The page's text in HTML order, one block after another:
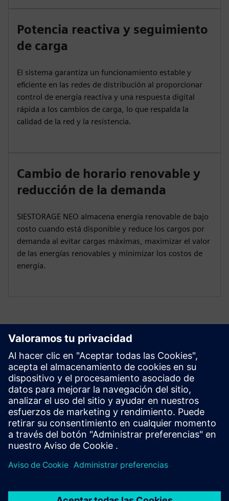
Potencia reactiva y seguimiento
de carga
El sistema garantiza un funcionamiento estable y
eficiente en las redes de distribución al proporcionar
control de energía reactiva y una respuesta digital
rápida a los cambios de carga, lo que respalda la
calidad de la red y la resistencia.
Cambio de horario renovable y
reducción de la demanda
SIESTORAGE NEO almacena energía renovable de bajo
costo cuando está disponible y reduce los cargos por
demanda al evitar cargas máximas, maximizar el valor
de las energías renovables y minimizar los costos de
energía.
Soluciones de almacenamiento de energía
de baterías
Obtenga un conocimiento profundo y
conocimientos sobre BESS
Suscribirse